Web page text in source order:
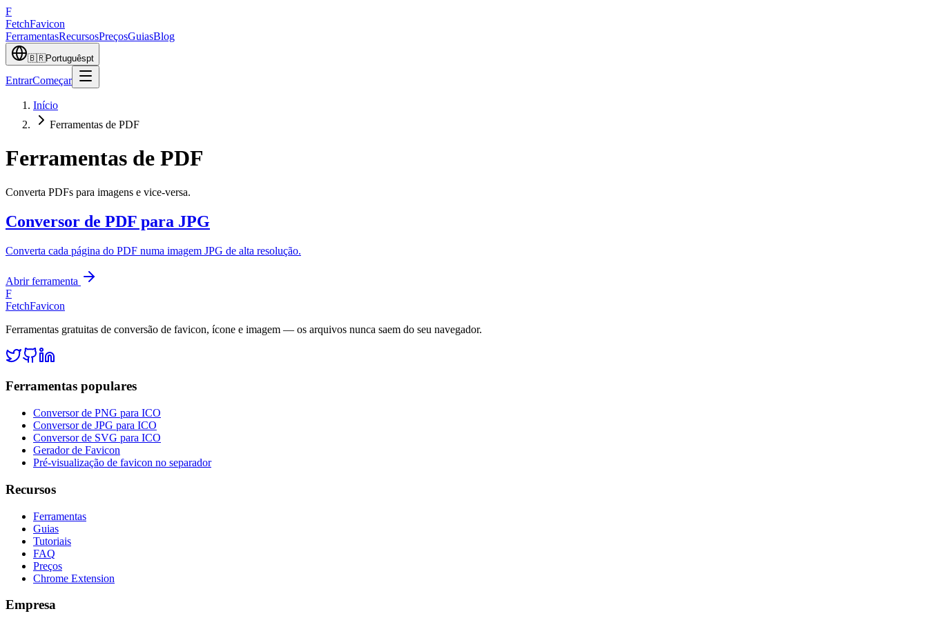
F
FetchFavicon
FerramentasRecursosPreçosGuiasBlog
🇧🇷Portuguêspt
EntrarComeçar
Início
Ferramentas de PDF
Ferramentas de PDF
Converta PDFs para imagens e vice-versa.
Conversor de PDF para JPG
Converta cada página do PDF numa imagem JPG de alta resolução.
Abrir ferramenta
F
FetchFavicon
Ferramentas gratuitas de conversão de favicon, ícone e imagem — os arquivos nunca saem do seu navegador.
Ferramentas populares
Conversor de PNG para ICO
Conversor de JPG para ICO
Conversor de SVG para ICO
Gerador de Favicon
Pré-visualização de favicon no separador
Recursos
Ferramentas
Guias
Tutoriais
FAQ
Preços
Chrome Extension
Empresa